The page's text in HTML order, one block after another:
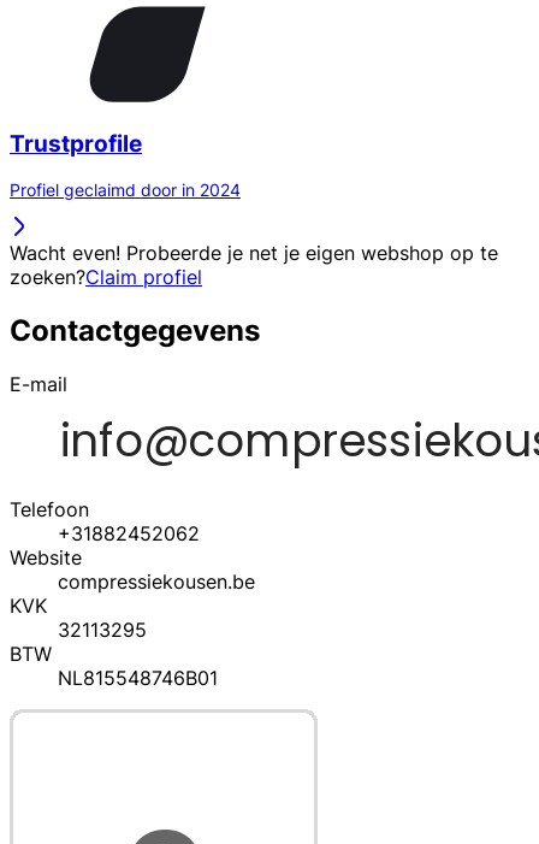
Trustprofile
Profiel geclaimd door in 2024
Wacht even! Probeerde je net je eigen webshop op te
zoeken?Claim profiel
Contactgegevens
E-mail
Telefoon
+31882452062
Website
compressiekousen.be
KVK
32113295
BTW
NL815548746B01